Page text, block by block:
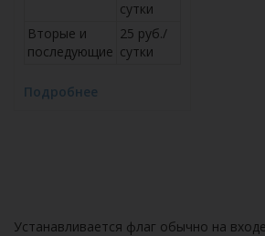
сутки
Вторые и
последующие
25 руб./
сутки
Подробнее
Устанавливается флаг обычно на